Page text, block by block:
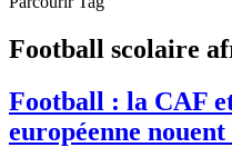
Football scolaire
Football : la CAF
européenne